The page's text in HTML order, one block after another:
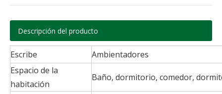
Descripción del producto
Escribe
Ambientadores
Espacio de la
habitación
Baño, dormitorio, comedor,